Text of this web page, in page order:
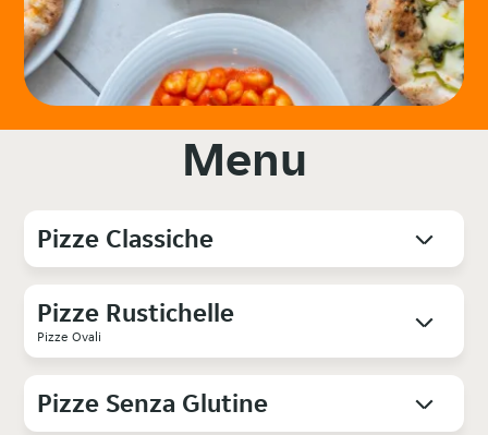
Menu
Pizze Classiche
Pizze Rustichelle
Pizze Ovali
Pizze Senza Glutine